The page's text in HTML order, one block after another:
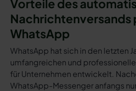
Vorteile des
Nachrichtenversands
WhatsApp
WhatsApp hat sich in den letzten
umfangreichen und
für Unternehmen entwickelt.
WhatsApp-Messenger anfangs